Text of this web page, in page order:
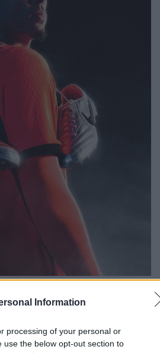
Information
processing of your personal or
the below opt-out section to